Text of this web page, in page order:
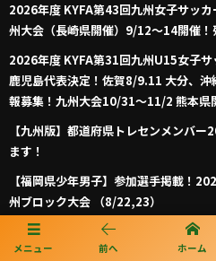
メニュー 前へ ホーム
2026年度 KYFA第43回九州女子サッ
州大会（長崎県開催）9/12～14開催！
2026年度 KYFA第31回九州U15女子サ
鹿児島代表決定！佐賀8/9.11 大分、
報募集！九州大会10/31～11/2 熊本県
【九州版】都道府県トレセンメンバ
ます！
【福岡県少年男子】参加選手掲載！
州ブロック大会 （8/22,23）